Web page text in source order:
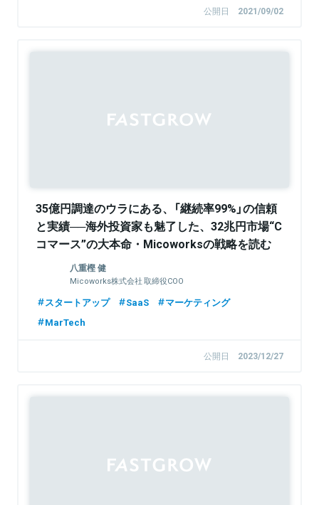
公開日 2021/09/02
35億円調達のウラにある、「継続率99%」の信頼
と実績──海外投資家も魅了した、32兆円市場“C
コマース”の大本命・Micoworksの戦略を読む
八重樫 健
Micoworks株式会社 取締役COO
スタートアップ SaaS
マーケティング
MarTech
公開日 2023/12/27